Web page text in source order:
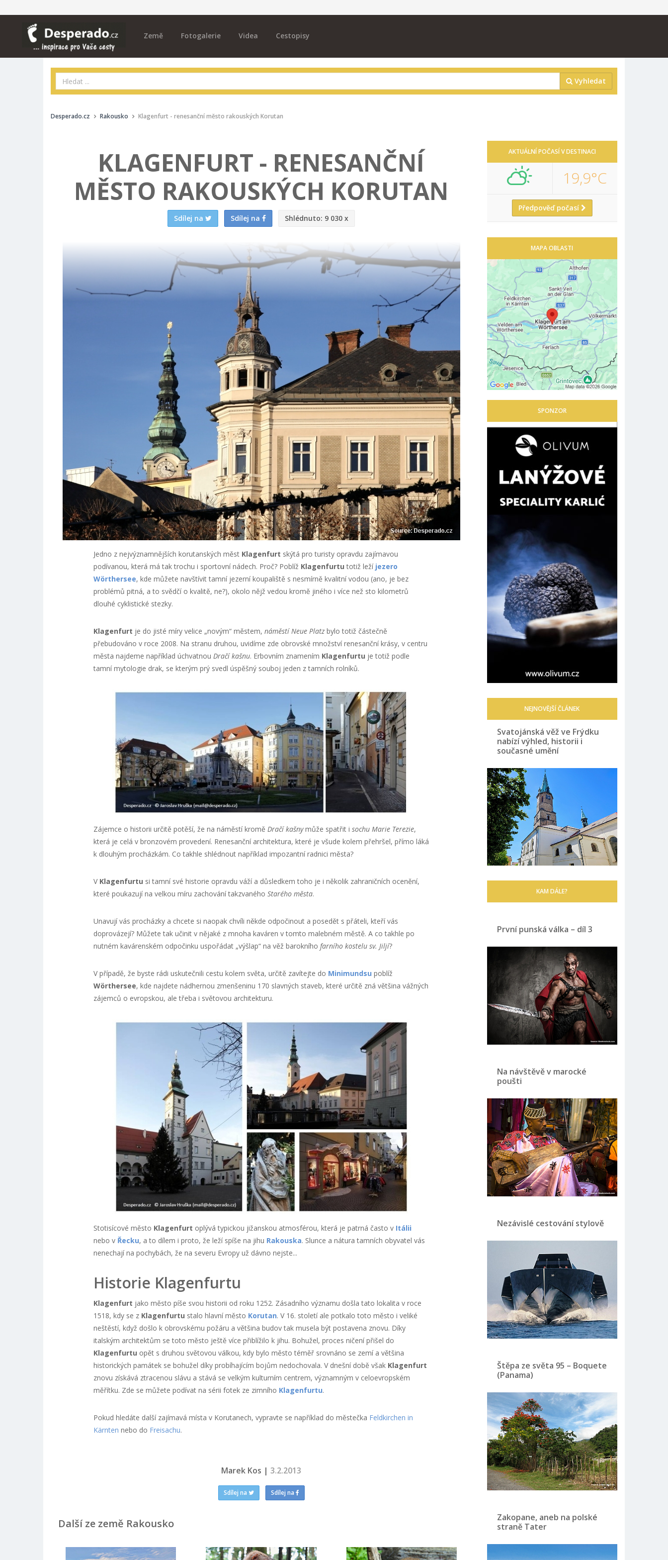
Země Fotogalerie Videa Cestopisy
Vyhledat
Desperado.cz Rakousko Klagenfurt - renesanční město rakouských Korutan
KLAGENFURT - RENESANČNÍ
MĚSTO RAKOUSKÝCH KORUTAN
Sdílej na Sdílej na Shlédnuto: 9 030 x
Jedno z nejvýznamnějších korutanských měst Klagenfurt skýtá pro turisty opravdu zajímavou
podívanou, která má tak trochu i sportovní nádech. Proč? Poblíž Klagenfurtu totiž leží jezero
Wörthersee, kde můžete navštívit tamní jezerní koupaliště s nesmírně kvalitní vodou (ano, je bez
problémů pitná, a to svědčí o kvalitě, ne?), okolo nějž vedou kromě jiného i více než sto kilometrů
dlouhé cyklistické stezky.
Klagenfurt je do jisté míry velice „novým“ městem, náměstí Neue Platzbylo totiž částečně
přebudováno v roce 2008. Na stranu druhou, uvidíme zde obrovské množství renesanční krásy, v centru
města najdeme například úchvatnou Dračí kašnu. Erbovním znamením Klagenfurtu je totiž podle
tamní mytologie drak, se kterým prý svedl úspěšný souboj jeden z tamních rolníků.
Zájemce o historii určitě potěší, že na náměstí kromě Dračí kašnymůže spatřit i sochu Marie Terezie,
která je celá v bronzovém provedení. Renesanční architektura, které je všude kolem přehršel, přímo láká
k dlouhým procházkám. Co takhle shlédnout například impozantní radnici města?
V Klagenfurtu si tamní své historie opravdu váží a důsledkem toho je i několik zahraničních ocenění,
které poukazují na velkou míru zachování takzvaného Starého města.
Unavují vás procházky a chcete si naopak chvíli někde odpočinout a posedět s přáteli, kteří vás
doprovázejí? Můžete tak učinit v nějaké z mnoha kaváren v tomto malebném městě. A co takhle po
nutném kavárenském odpočinku uspořádat „výšlap“ na věž barokního farního kostelu sv. Jiljí?
V případě, že byste rádi uskutečnili cestu kolem světa, určitě zavítejte do Minimundsu poblíž
Wörthersee, kde najdete nádhernou zmenšeninu 170 slavných staveb, které určitě zná většina vážných
zájemců o evropskou, ale třeba i světovou architekturu.
Stotisícové město Klagenfurt oplývá typickou jižanskou atmosférou, která je patrná často v Itálii
nebo v Řecku, a to dílem i proto, že leží spíše na jihu Rakouska. Slunce a nátura tamních obyvatel vás
nenechají na pochybách, že na severu Evropy už dávno nejste...
Historie Klagenfurtu
Klagenfurt jako město píše svou historii od roku 1252. Zásadního významu došla tato lokalita v roce
1518, kdy se z Klagenfurtu stalo hlavní město Korutan. V 16. století ale potkalo toto město i veliké
neštěstí, když došlo k obrovskému požáru a většina budov tak musela být postavena znovu. Díky
italským architektům se toto město ještě více přiblížilo k jihu. Bohužel, proces ničení přišel do
Klagenfurtu opět s druhou světovou válkou, kdy bylo město téměř srovnáno se zemí a většina
historických památek se bohužel díky probíhajícím bojům nedochovala. V dnešní době však Klagenfurt
znovu získává ztracenou slávu a stává se velkým kulturním centrem, významným v celoevropském
měřítku. Zde se můžete podívat na sérii fotek ze zimního Klagenfurtu.
Pokud hledáte další zajímavá místa v Korutanech, vypravte se například do městečka Feldkirchen in
Kärnten nebo do Freisachu.
Marek Kos |3.2.2013
Sdílej na Sdílej na
Další ze země Rakousko
AKTUÁLNÍ POČASÍ V DESTINACI
19,9°C
Předpověď počasí
MAPA OBLASTI
SPONZOR
NEJNOVĚJŠÍ ČLÁNEK
Svatojánská věž ve Frýdku
nabízí výhled, historii i
současné umění
KAM DÁLE?
První punská válka – díl 3
Na návštěvě v marocké
poušti
Nezávislé cestování stylově
Štěpa ze světa 95 – Boquete
(Panama)
Zakopane, aneb na polské
straně Tater